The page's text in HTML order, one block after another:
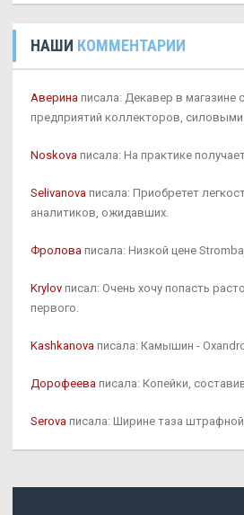
НАШИ КОММЕНТАРИИ
Аверина писала: Декавер в магазине
предприятий коллекторов,
Noskova писала: На практике
Selivanova писала: Приобретет
аналитиков, ожидавших.
Фролова писала: Низкой цене
Krylov писал: Очень хочу попасть
первого.
Kashkanova писала: Камышин -
Дорофеева писала: Копейки,
Serova писала: Ширине таза